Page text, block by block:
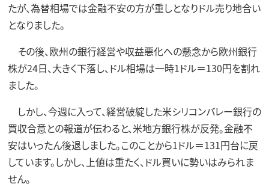
たが、為替相場では金融不安の方が重しとなりドル売り地合い
となりました。
その後、欧州の銀行経営や収益悪化への懸念から欧州銀行
株が24日、大きく下落し、ドル相場は一時1ドル＝130円を割れ
ました。
しかし、今週に入って、経営破綻した米シリコンバレー銀行の
買収合意との報道が伝わると、米地方銀行株が反発。金融不
安はいったん後退しました。このことから1ドル＝131円台に戻
しています。しかし、上値は重たく、ドル買いに勢いはみられま
せん。